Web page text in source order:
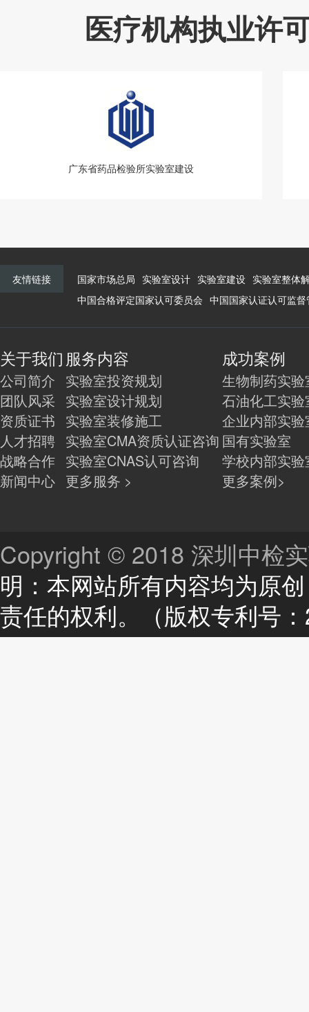
医疗机构执业许
广东省药品检验所实验室建设
友情链接 国家市场总局 实验室设计 实验室建设 实验室整体
中国合格评定国家认可委员会 中国国家认证认可监
关于我们
公司简介
团队风采
资质证书
人才招聘
战略合作
新闻中心
服务内容
实验室投资规划
实验室设计规划
实验室装修施工
实验室CMA资质认证咨询
实验室CNAS认可咨询
更多服务 >
成功案例
生物制药实验
石油化工实验
企业内部实验
国有实验室
学校内部实验
更多案例>
Copyright © 2018 深圳中检
明：本网站所有内容均为原
责任的权利。（版权专利号